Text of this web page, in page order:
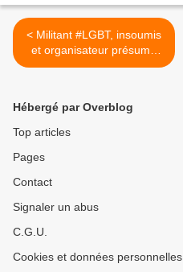
< Militant #LGBT, insoumis
et organisateur présumé
d’orgies pédophiles près de
Cottineau
Hébergé par Overblog
Top articles
Pages
Contact
Signaler un abus
C.G.U.
Cookies et données personnelles